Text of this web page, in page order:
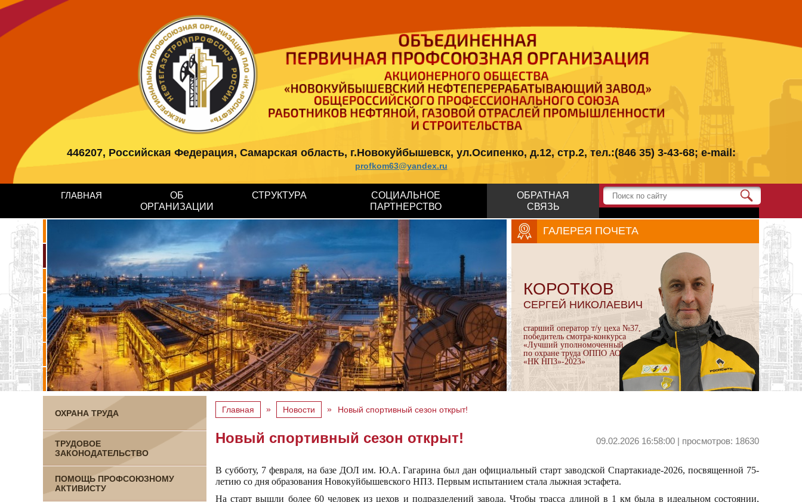
446207, Российская Федерация, Самарская область, г.Новокуйбышевск, ул.Осипенко, д.12, стр.2, тел.:(846 35) 3-43-68; e-mail:
profkom63@yandex.ru
ГЛАВНАЯ
ОБ
ОРГАНИЗАЦИИ
СТРУКТУРА
СОЦИАЛЬНОЕ
ПАРТНЕРСТВО
ОБРАТНАЯ
СВЯЗЬ
ГАЛЕРЕЯ ПОЧЕТА
КОРОТКОВ
СЕРГЕЙ НИКОЛАЕВИЧ
старший оператор т/у цеха №37,
победитель смотра-конкурса
«Лучший уполномоченный
по охране труда ОППО АО
«НК НПЗ»-2023»
ОХРАНА ТРУДА
ТРУДОВОЕ
ЗАКОНОДАТЕЛЬСТВО
ПОМОЩЬ ПРОФСОЮЗНОМУ
АКТИВИСТУ
Главная » Новости » Новый спортивный сезон открыт!
Новый спортивный сезон открыт! 09.02.2026 16:58:00 | просмотров: 18630
В субботу, 7 февраля, на базе ДОЛ им. Ю.А. Гагарина был дан официальный старт заводской Спартакиаде-2026, посвященной 75-
летию со дня образования Новокуйбышевского НПЗ. Первым испытанием стала лыжная эстафета.
На старт вышли более 60 человек из цехов и подразделений завода. Чтобы трасса длиной в 1 км была в идеальном состоянии,